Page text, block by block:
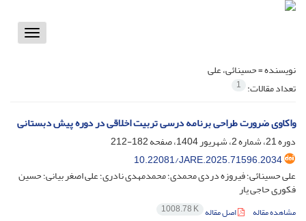
Toggle
نویسنده =حسینائی، علی
تعداد مقالات: 1
واکاوی ضرورت طراحی برنامه درسی تربیت اخلاقی در دوره پیش دبستانی
دوره 21، شماره 2، شهریور 1404، صفحه
182-212
10.22081/JARE.2025.71596.2034
علی حسینائی؛ فیروزه دردی محمدی؛ محمدمهدی نادری؛ علی اصغر بیانی؛ حسین
فکوری حاجی یار
مشاهده مقاله اصل مقاله 1008.78 K